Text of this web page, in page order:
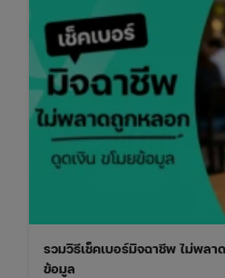
เช็ก
วัน
มงคล
ไทย-
จีน
และ
เทศกาล
สารท
จีน
รวมวิธีเช็คเบอร์มิจฉาชีพ ไม่พล
ข้อมูล